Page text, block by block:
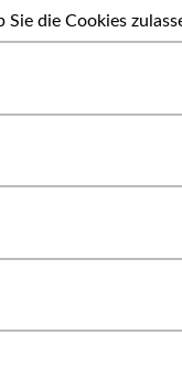
Sie die Cookies